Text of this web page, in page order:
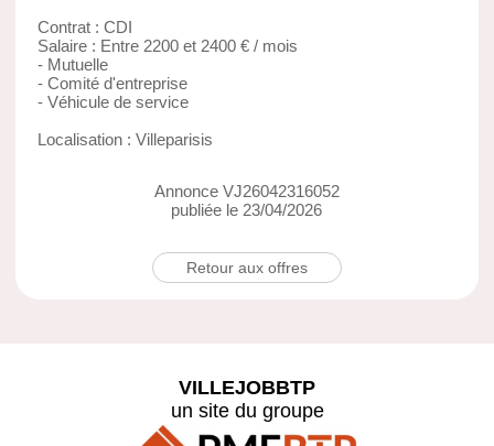
Contrat : CDI
Salaire : Entre 2200 et 2400 € / mois
- Mutuelle
- Comité d'entreprise
- Véhicule de service
Localisation : Villeparisis
Annonce VJ26042316052
publiée le 23/04/2026
Retour aux offres
VILLEJOBBTP
un site du groupe